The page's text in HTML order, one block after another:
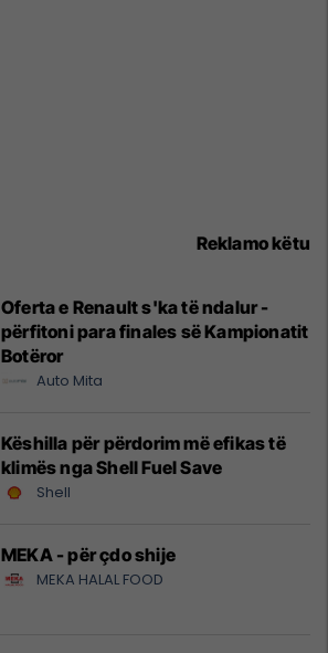
Reklamo këtu
Oferta e Renault s'ka të ndalur -
përfitoni para finales së Kampionatit
Botëror
Auto Mita
Këshilla për përdorim më efikas të
klimës nga Shell Fuel Save
Shell
MEKA - për çdo shije
MEKA HALAL FOOD